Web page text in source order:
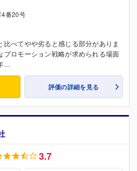
4番20号
べてやや劣ると感じる部分がありま
プロモーション戦略が求められる場面
...
評価の詳細を見る
3.7